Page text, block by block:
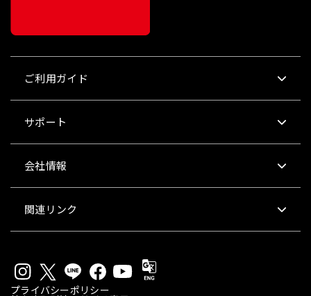
ご利用ガイド
サポート
会社情報
関連リンク
プライバシーポリシー